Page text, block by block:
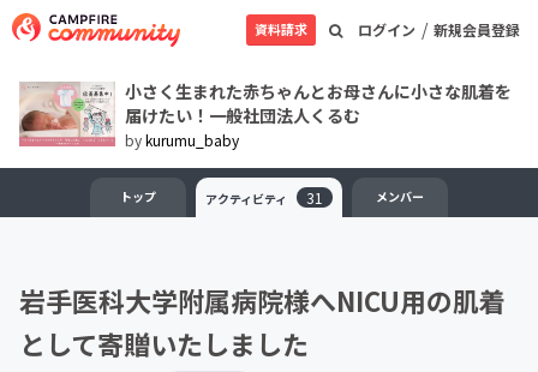
ログイン / 新規会員登録
資料請求
小さく生まれた赤ちゃんとお母さんに小さな肌着を
届けたい！一般社団法人くるむ
bykurumu_baby
トップ アクティビティ 31 メンバー
岩手医科大学附属病院様へNICU用の肌着
として寄贈いたしました